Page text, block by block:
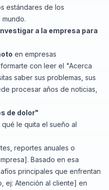
estándares de los
a la empresa para
en empresas
con leer el "Acerca
saber sus problemas, sus
procesar años de noticias,
de dolor"
le quita el sueño al
reportes anuales o
Basado en esa
principales que enfrentan
ej: Atención al cliente] en